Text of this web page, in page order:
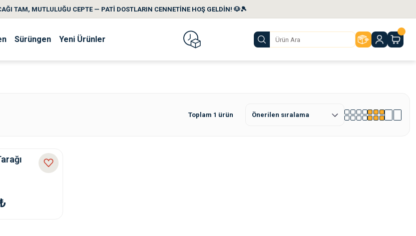
TAM, MUTLULUĞU CEPTE — PATİ DOSTLARIN CENNETİNE HOŞ GELDİN! 🐶🎾
Sürüngen Yeni Ürünler
Toplam 1 ürün